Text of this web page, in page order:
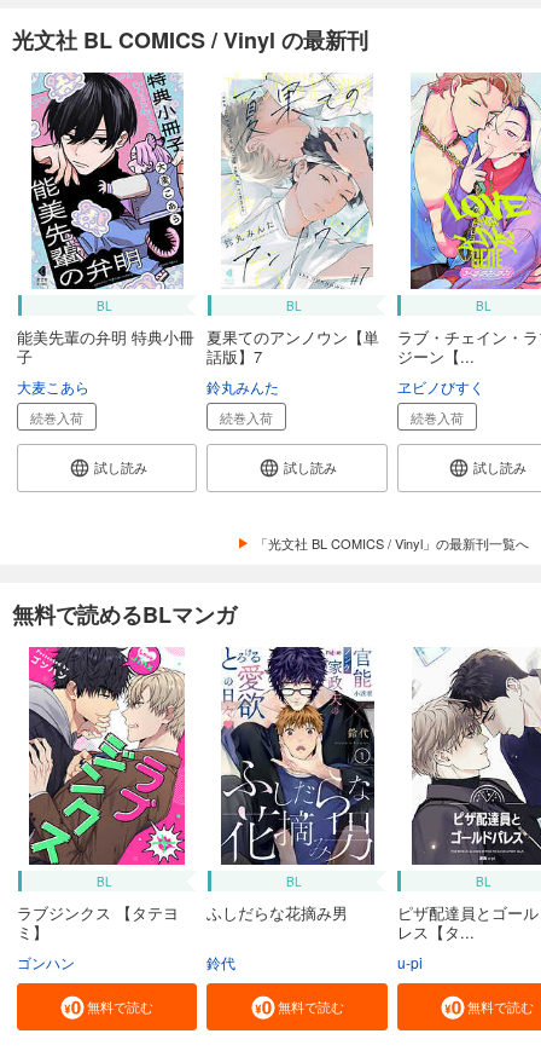
光文社 BL COMICS / Vinyl の最新刊
BL
能美先輩の弁明 特典小冊
子
大麦こあら
続巻入荷
試し読み
BL
夏果てのアンノウン【単
話版】7
鈴丸みんた
続巻入荷
試し読み
BL
ラブ・チェイン・
ジーン【...
ヱビノびすく
続巻入荷
試し読み
「光文社 BL COMICS / Vinyl」の最新刊一覧へ
無料で読めるBLマンガ
BL
ラブジンクス 【タテヨ
ミ】
ゴンハン
無料で読む
BL
ふしだらな花摘み男
鈴代
無料で読む
BL
ピザ配達員とゴー
レス【タ...
u-pi
無料で読む